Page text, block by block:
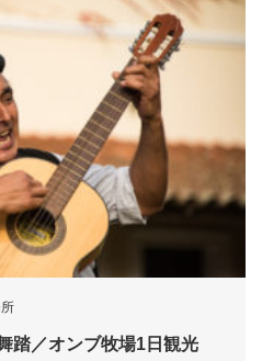
踏／オンブ牧場1日観光